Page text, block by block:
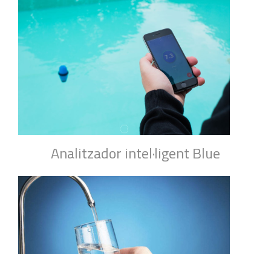
Analitzador intel·ligent Blue